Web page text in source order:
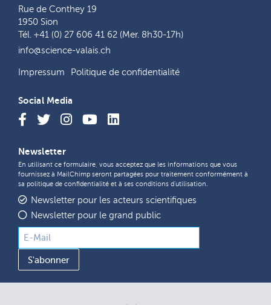
Rue de Conthey 19
1950 Sion
Tél. +41 (0) 27 606 41 62 (Mer. 8h30-17h)
info@science-valais.ch
Impressum Politique de confidentialité
Social Media
Newsletter
En utilisant ce formulaire, vous acceptez que les informations que vous
fournissez à MailChimp seront partagées pour traitement conformément à
sa politique de confidentialité et à ses conditions d'utilisation.
Newsletter pour les acteurs scientifiques
Newsletter pour le grand public